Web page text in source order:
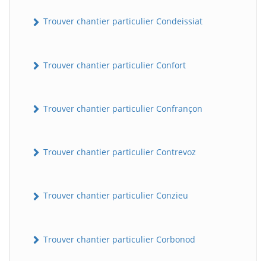
Trouver chantier particulier Condeissiat
Trouver chantier particulier Confort
Trouver chantier particulier Confrançon
Trouver chantier particulier Contrevoz
Trouver chantier particulier Conzieu
Trouver chantier particulier Corbonod
Assistant en ligne